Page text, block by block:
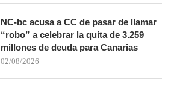
NC-bc acusa a CC de pasar de llamar
“robo” a celebrar la quita de 3.259
millones de deuda para Canarias
02/08/2026